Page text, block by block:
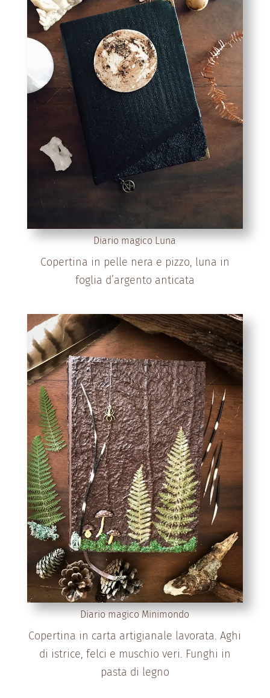
Diario magico Luna
Copertina in pelle nera e pizzo, luna in
foglia d’argento anticata
Diario magico Minimondo
Copertina in carta artigianale lavorata. Aghi
di istrice, felci e muschio veri. Funghi in
pasta di legno